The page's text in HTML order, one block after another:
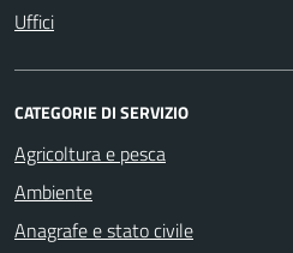
Uffici
CATEGORIE DI SERVIZIO
Agricoltura e pesca
Ambiente
Anagrafe e stato civile